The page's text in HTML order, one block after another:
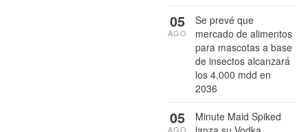
Se prevé que
mercado de alimentos
para mascotas a base
de insectos alcanzará
los 4,000 mdd en
2036
05
AGO
Minute Maid Spiked
05
AGO